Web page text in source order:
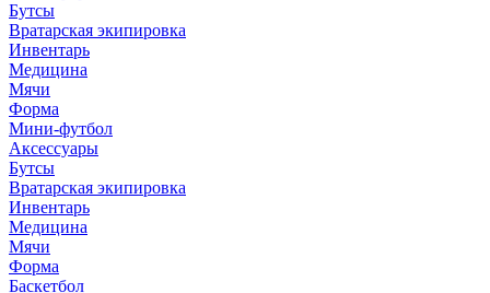
Бутсы
Вратарская экипировка
Инвентарь
Медицина
Мячи
Форма
Мини-футбол
Аксессуары
Бутсы
Вратарская экипировка
Инвентарь
Медицина
Мячи
Форма
Баскетбол